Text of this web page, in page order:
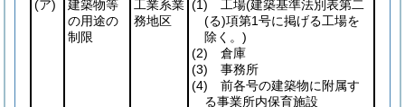
(ア)
建築物等
の用途の
制限
工業系業
務地区
(1) 工場(建築基準法別表第二
(る)項第1号に掲げる工場を
除く。)
(2) 倉庫
(3) 事務所
(4) 前各号の建築物に附属す
る事業所内保育施設